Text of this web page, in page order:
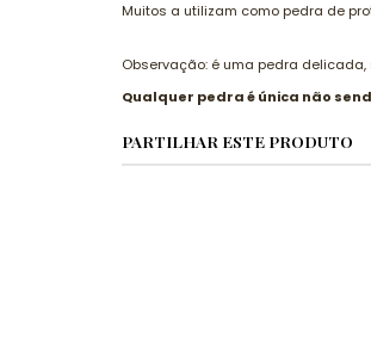
Muitos a utilizam como pedra de
Observação: é uma pedra
Qualquer pedra é única não
PARTILHAR ESTE PRODUTO